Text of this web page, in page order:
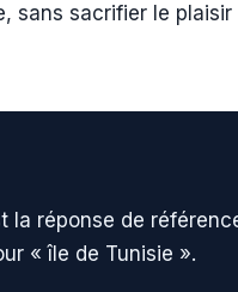
sans sacrifier le plaisir
la réponse de
« île de Tunisie ».